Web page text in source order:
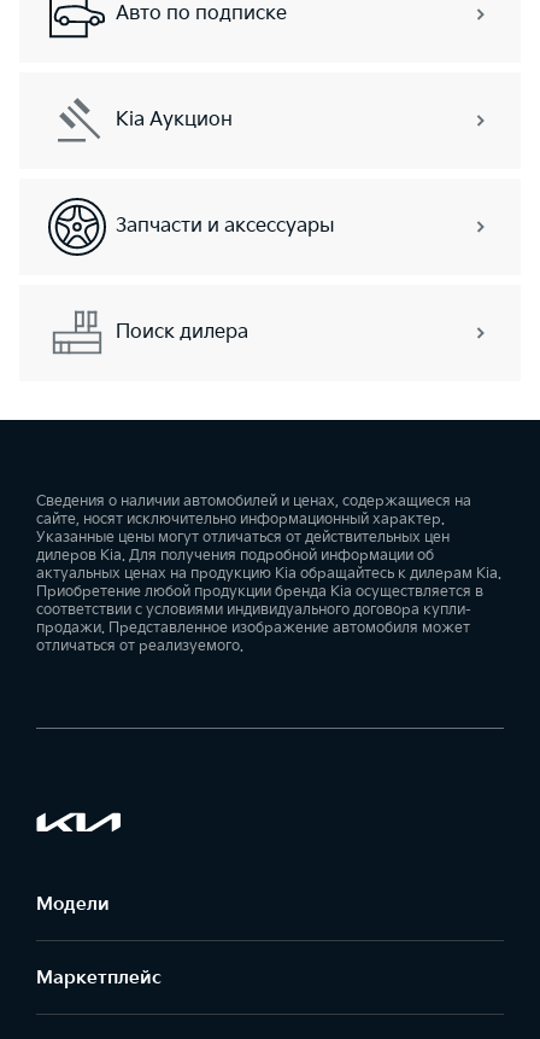
Авто по подписке
Kia Аукцион
Запчасти и аксессуары
Поиск дилера
Сведения о наличии автомобилей и ценах, содержащиеся на
сайте, носят исключительно информационный характер.
Указанные цены могут отличаться от действительных цен
дилеров Kia. Для получения подробной информации об
актуальных ценах на продукцию Kia обращайтесь к дилерам Kia.
Приобретение любой продукции бренда Kia осуществляется в
соответствии с условиями индивидуального договора купли-
продажи. Представленное изображение автомобиля может
отличаться от реализуемого.
Модели
Маркетплейс